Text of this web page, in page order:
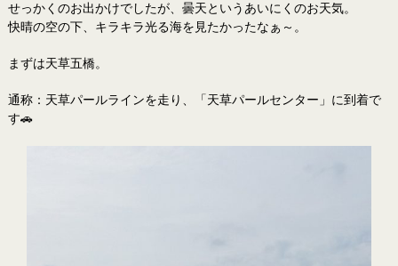
せっかくのお出かけでしたが、曇天というあいにくのお天気。
快晴の空の下、キラキラ光る海を見たかったなぁ～。
まずは天草五橋。
通称：天草パールラインを走り、「天草パールセンター」に到着で
す🚗